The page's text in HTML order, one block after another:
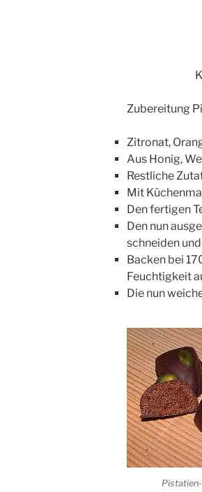
Zubereitung
Zitronat,
Aus Honig,
Restliche
Mit
Den fertigen
Den nun
schneiden
Backen bei
Feuchtigkeit
Die nun